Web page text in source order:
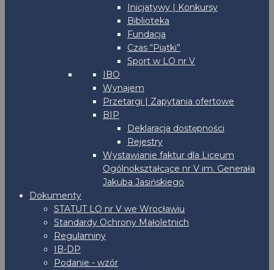
Inicjatywy | Konkursy
Biblioteka
Fundacja
Czas “Piątki”
Sport w LO nr V
IBO
Wynajem
Przetargi | Zapytania ofertowe
BIP
Deklaracja dostępności
Rejestry
Wystawianie faktur dla Liceum
Ogólnokształcące nr V im. Generała
Jakuba Jasińskiego
Dokumenty
STATUT LO nr V we Wrocławiu
Standardy Ochrony Małoletnich
Regulaminy
IB-DP
Podanie - wzór